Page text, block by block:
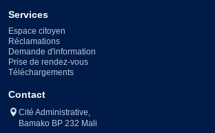
Services
Espace citoyen
Réclamations
Demande d'information
Prise de rendez-vous
Téléchargements
Contact
Cité Administrative,
Bamako BP 232 Mali